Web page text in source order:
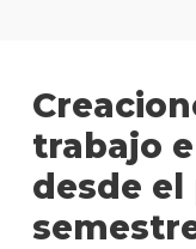
trabajo
desde